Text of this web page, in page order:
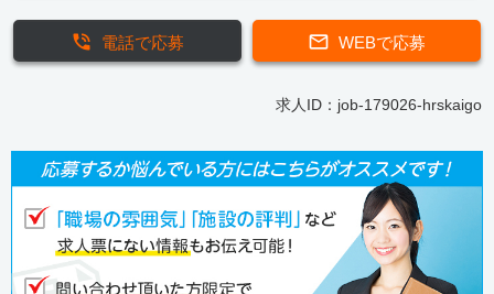
WEBで応募
電話で応募
求人ID：job-179026-hrskaigo